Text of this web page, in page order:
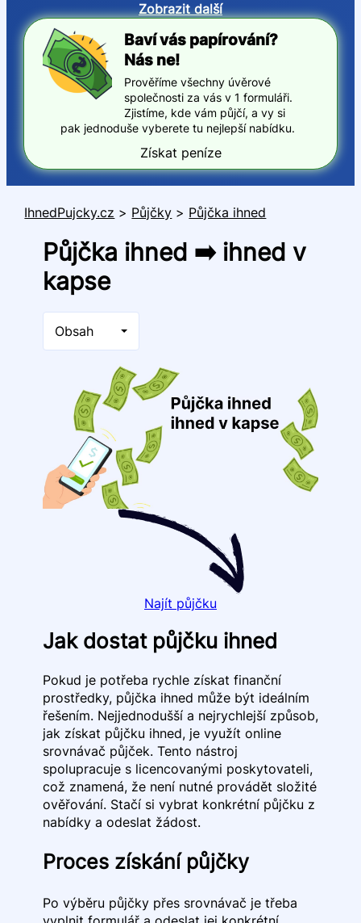
Zobrazit další
Baví vás papírování?
Nás ne!
Prověříme všechny úvěrové
společnosti za vás v 1 formuláři.
Zjistíme, kde vám půjčí, a vy si
pak jednoduše vyberete tu nejlepší nabídku.
Získat peníze
IhnedPujcky.cz > Půjčky > Půjčka ihned
Půjčka ihned ➡️ ihned v
kapse
Obsah
Najít půjčku
Jak dostat půjčku ihned
Pokud je potřeba rychle získat finanční
prostředky, půjčka ihned může být ideálním
řešením. Nejjednodušší a nejrychlejší způsob,
jak získat půjčku ihned, je využít online
srovnávač půjček. Tento nástroj
spolupracuje s licencovanými poskytovateli,
což znamená, že není nutné provádět složité
ověřování. Stačí si vybrat konkrétní půjčku z
nabídky a odeslat žádost.
Proces získání půjčky
Po výběru půjčky přes srovnávač je třeba